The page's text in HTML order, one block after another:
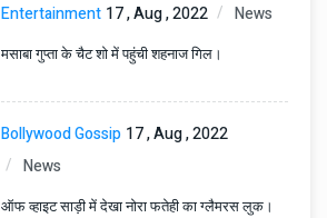
Entertainment 17 , Aug , 2022 News
मसाबा गुप्ता के चैट शो में पहुंची शहनाज गिल।
Bollywood Gossip 17 , Aug , 2022
News
ऑफ व्हाइट साड़ी में देखा नोरा फतेही का ग्लैमरस लुक।